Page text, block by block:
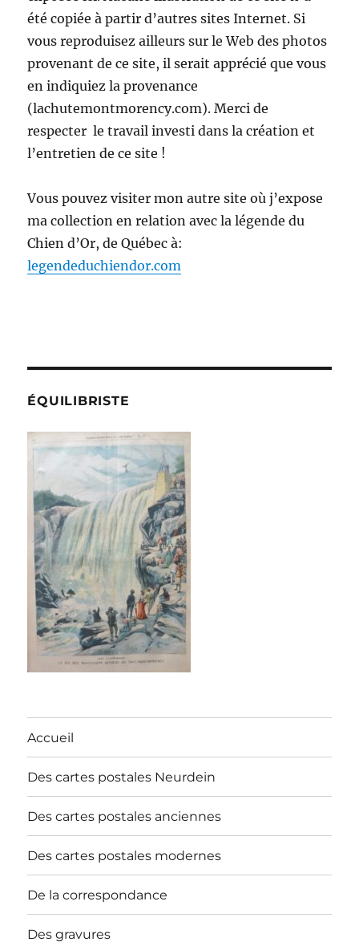
été copiée à partir d’autres sites Internet. Si
vous reproduisez ailleurs sur le Web des photos
provenant de ce site, il serait apprécié que vous
en indiquiez la provenance
(lachutemontmorency.com). Merci de
respecter le travail investi dans la création et
l’entretien de ce site !
Vous pouvez visiter mon autre site où j’expose
ma collection en relation avec la légende du
Chien d’Or, de Québec à:
legendeduchiendor.com
ÉQUILIBRISTE
Accueil
Des cartes postales Neurdein
Des cartes postales anciennes
Des cartes postales modernes
De la correspondance
Des gravures